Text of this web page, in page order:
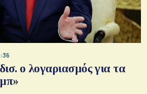
ο λογαριασμός για τα